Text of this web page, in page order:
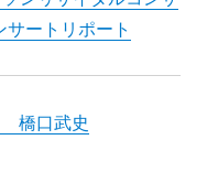
ートリポート
橋口武史